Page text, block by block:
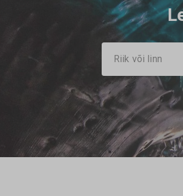
Riik või linn